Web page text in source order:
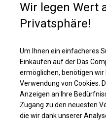
KONSTRUKTION
Wir legen Wert
Privatsphäre!
Um Ihnen ein einfacheres
Einkaufen auf der Das
ermöglichen, benötigen
Verwendung von Cookies.
Anzeigen an Ihre
Zugang zu den neuesten
die wir dank unserer